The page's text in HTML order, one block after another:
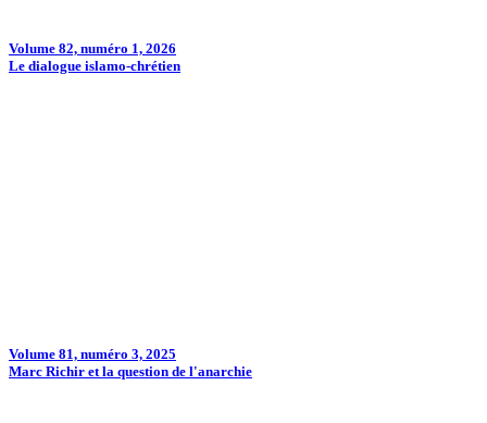
Volume 82, numéro 1, 2026
Le dialogue islamo-chrétien
Volume 81, numéro 3, 2025
Marc Richir et la question de l'anarchie